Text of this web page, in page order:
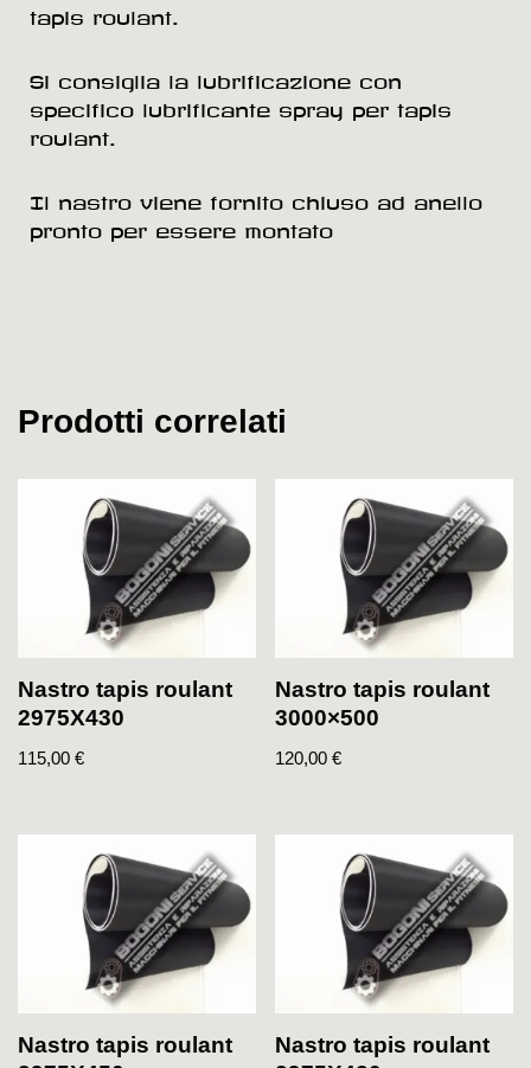
tapis roulant.
Si consiglia la lubrificazione con
specifico lubrificante spray per tapis
roulant.
Il nastro viene fornito chiuso ad anello
pronto per essere montato
Prodotti correlati
Nastro tapis roulant
2975X430
115,00 €
Nastro tapis roulant
3000×500
120,00€
Nastro tapis roulant
Nastro tapis roulant